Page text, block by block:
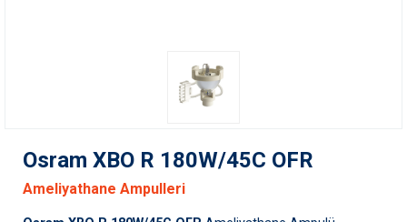
Osram XBO R 180W/45C OFR
Ameliyathane Ampulleri